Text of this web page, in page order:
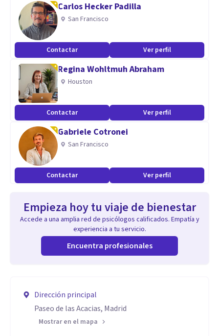
Carlos Hecker Padilla
San Francisco
Contactar Ver perfil
Regina Wohltmuh Abraham
Houston
Contactar Ver perfil
Gabriele Cotronei
San Francisco
Contactar Ver perfil
Empieza hoy tu viaje de bienestar
Accede a una amplia red de psicólogos calificados. Empatía y
experiencia a tu servicio.
Encuentra profesionales
Dirección principal
Paseo de las Acacias, Madrid
Mostrar en el mapa